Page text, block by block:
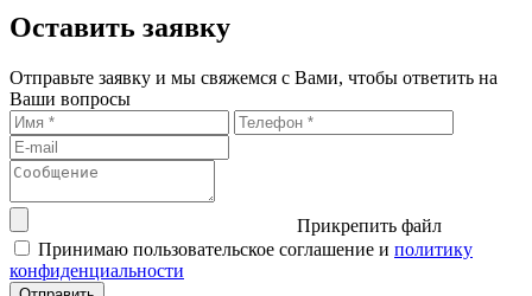
Оставить заявку
Отправьте заявку и мы свяжемся с Вами, чтобы ответить на
Ваши вопросы
Прикрепить файл
Принимаю пользовательское соглашение и политику
конфиденциальности